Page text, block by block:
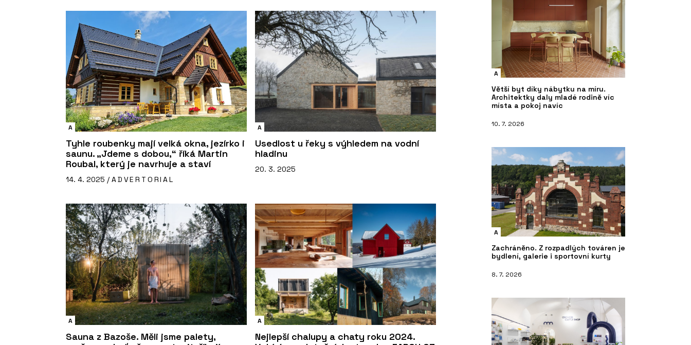
A
Tyhle roubenky mají velká okna, jezírko i
saunu. „Jdeme s dobou,“ říká Martin
Roubal, který je navrhuje a staví
14. 4. 2025 / ADVERTORIAL
A
Usedlost u řeky s výhledem na vodní
hladinu
20. 3. 2025
A
Sauna z Bazoše. Měli jsme palety,
A
Nejlepší chalupy a chaty roku 2024.
A
Větší byt díky nábytku na míru.
Architektky daly mladé rodině víc
místa a pokoj navíc
10. 7. 2026
A
Zachráněno. Z rozpadlých továren je
bydlení, galerie i sportovní kurty
8. 7. 2026